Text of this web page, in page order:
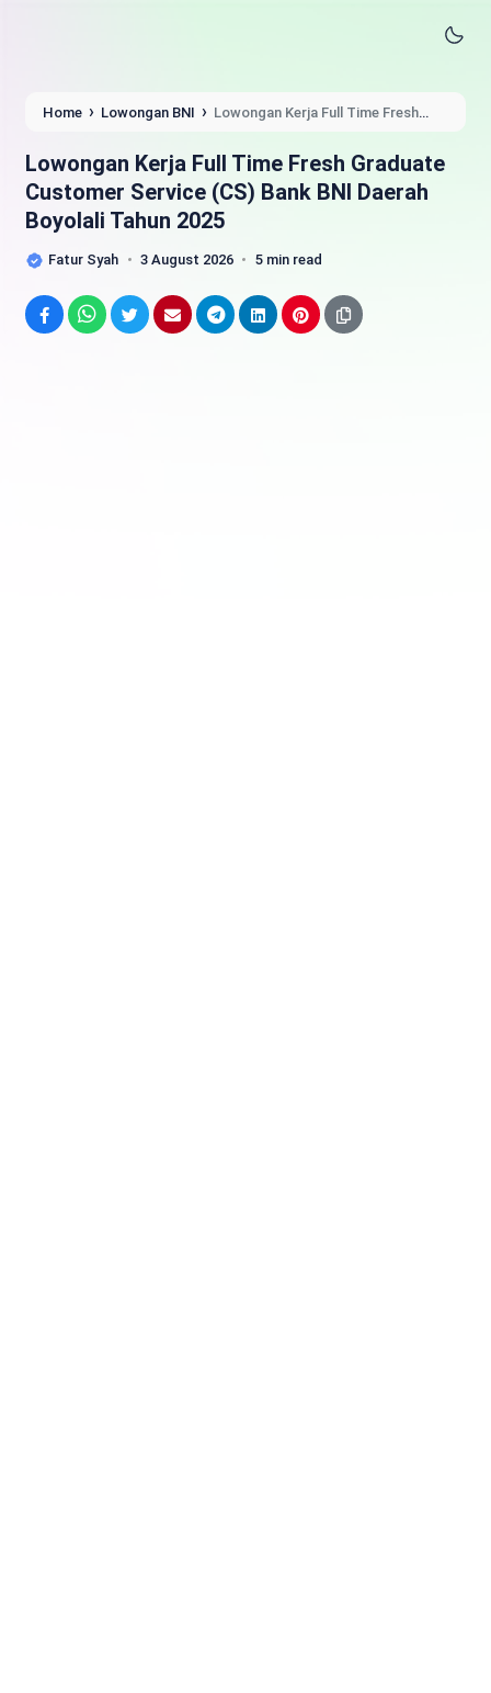
Home › Lowongan BNI › Lowongan Kerja Full Time Fresh
Tahun 2025
Lowongan Kerja Full Time Fresh Graduate
Customer Service (CS) Bank BNI Daerah
Boyolali Tahun 2025
Fatur Syah 3 August 2026 5 min read